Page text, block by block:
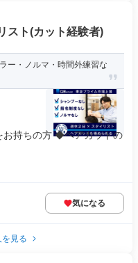
スト(カット経験者)
ー・ノルマ・時間外練習な
持ちの方 ◆ヘアカットの
気になる
見る